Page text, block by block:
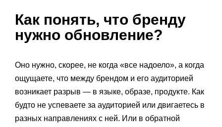
Как понять, что бренду
нужно обновление?
Оно нужно, скорее, не когда «все надоело», а когда
ощущаете, что между брендом и его аудиторией
возникает разрыв — в языке, образе, продукте. Как
будто не успеваете за аудиторией или двигаетесь в
разных направлениях с ней. Или в обратной